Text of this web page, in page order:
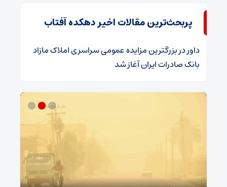
پربحث‌ترین مقالات اخیر دهکده آفتاب
داوردر​بزرگترین مزایده عمومی سراسری املاک مازاد
بانک صادرات ایران آغاز شد